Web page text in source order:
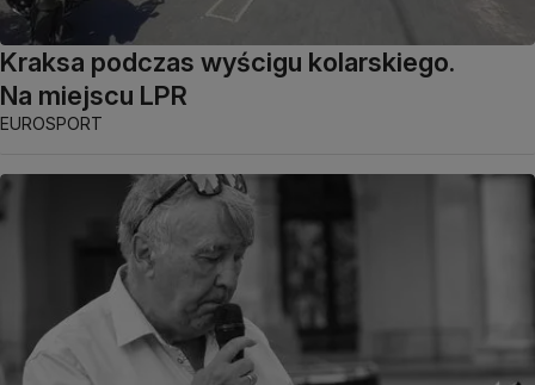
Kraksa podczas wyścigu kolarskiego.
Na miejscu LPR
EUROSPORT